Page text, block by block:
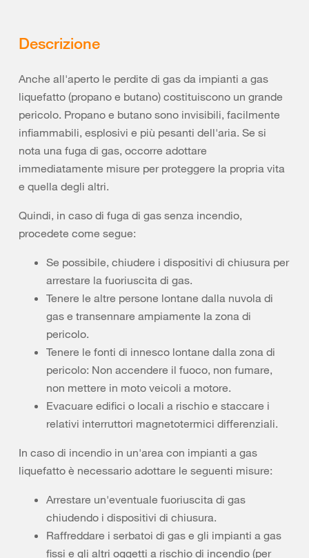
Descrizione
Anche all'aperto le perdite di gas da impianti a gas
liquefatto (propano e butano) costituiscono un grande
pericolo. Propano e butano sono invisibili, facilmente
infiammabili, esplosivi e più pesanti dell'aria. Se si
nota una fuga di gas, occorre adottare
immediatamente misure per proteggere la propria vita
e quella degli altri.
Quindi, in caso di fuga di gas senza incendio,
procedete come segue:
Se possibile, chiudere i dispositivi di chiusura per
arrestare la fuoriuscita di gas.
Tenere le altre persone lontane dalla nuvola di
gas e transennare ampiamente la zona di
pericolo.
Tenere le fonti di innesco lontane dalla zona di
pericolo: Non accendere il fuoco, non fumare,
non mettere in moto veicoli a motore.
Evacuare edifici o locali a rischio e staccare i
relativi interruttori magnetotermici differenziali.
In caso di incendio in un'area con impianti a gas
liquefatto è necessario adottare le seguenti misure:
Arrestare un'eventuale fuoriuscita di gas
chiudendo i dispositivi di chiusura.
Raffreddare i serbatoi di gas e gli impianti a gas
fissi e gli altri oggetti a rischio di incendio (per